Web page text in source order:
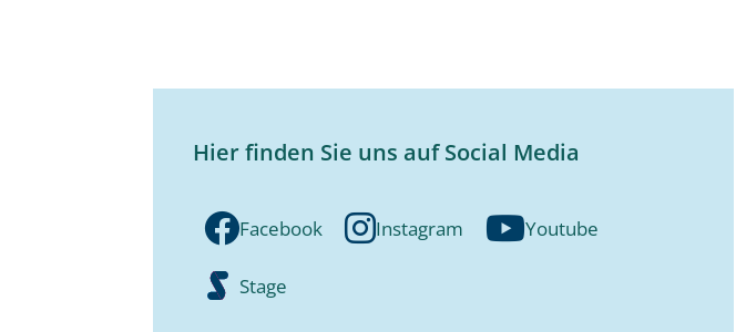
Hier finden Sie uns auf Social Media
Facebook Instagram Youtube
Stage